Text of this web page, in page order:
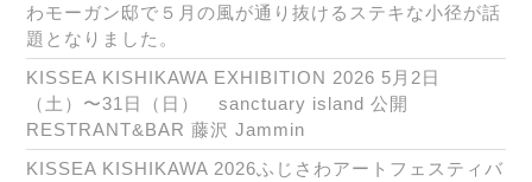
わモーガン邸で５月の風が通り抜けるステキな小径が話
題となりました。
KISSEA KISHIKAWA EXHIBITION 2026 5月2日
（土）〜31日（日） sanctuary island 公開
RESTRANT&BAR 藤沢 Jammin
KISSEA KISHIKAWA 2026ふじさわアートフェスティバ